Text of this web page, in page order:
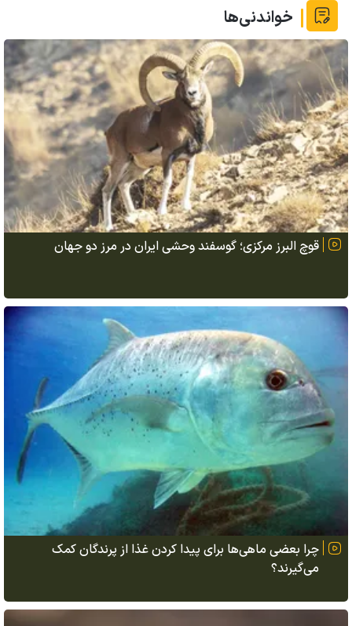
خواندنی‌ها
قوچ البرز مرکزی؛ گوسفند وحشی ایران در مرز دو جهان
چرا بعضی ماهی‌ها برای پیدا کردن غذا از پرندگان کمک
می‌گیرند؟